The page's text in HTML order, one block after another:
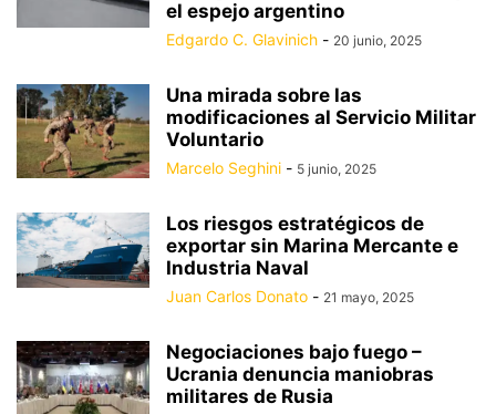
el espejo argentino
Edgardo C. Glavinich - 20 junio, 2025
Una mirada sobre las
modificaciones al Servicio Militar
Voluntario
Marcelo Seghini - 5 junio, 2025
Los riesgos estratégicos de
exportar sin Marina Mercante e
Industria Naval
Juan Carlos Donato - 21 mayo, 2025
Negociaciones bajo fuego –
Ucrania denuncia maniobras
militares de Rusia